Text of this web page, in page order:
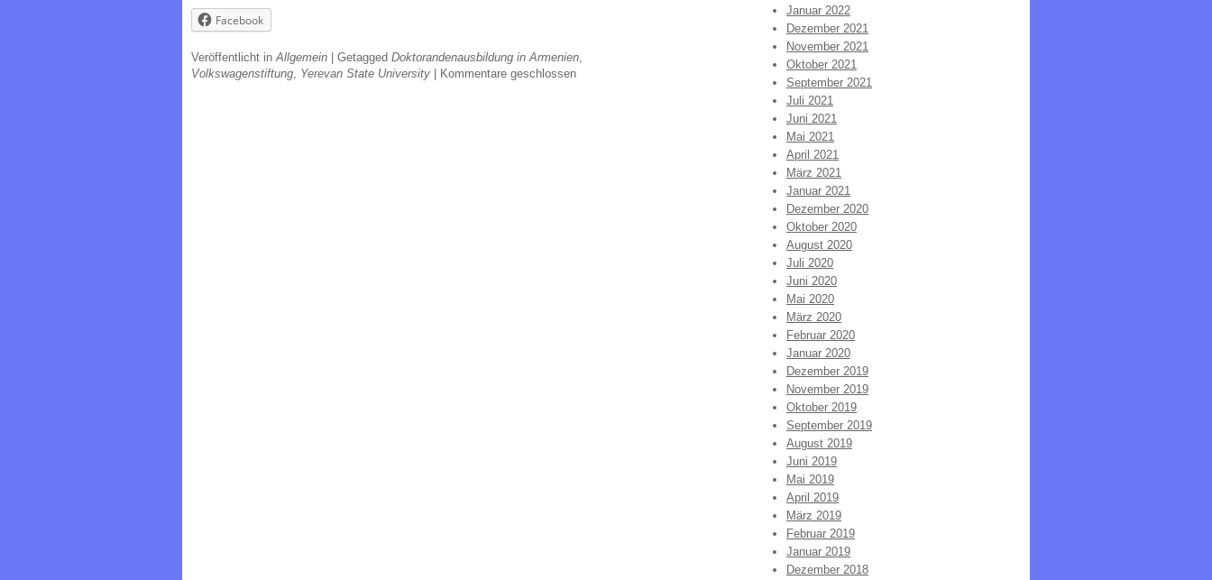
Facebook
Veröffentlicht inAllgemein Getagged Doktorandenausbildung in Armenien,
Volkswagenstiftung, Yerevan State University Kommentare geschlossen
Januar 2022
Dezember 2021
November 2021
Oktober 2021
September 2021
Juli 2021
Juni 2021
Mai 2021
April 2021
März 2021
Januar 2021
Dezember 2020
Oktober 2020
August 2020
Juli 2020
Juni 2020
Mai 2020
März 2020
Februar 2020
Januar 2020
Dezember 2019
November 2019
Oktober 2019
September 2019
August 2019
Juni 2019
Mai 2019
April 2019
März 2019
Februar 2019
Januar 2019
Dezember 2018